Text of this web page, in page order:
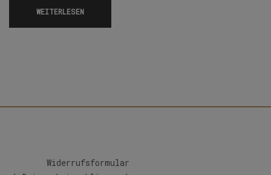
WEITERLESEN
Widerrufsformular